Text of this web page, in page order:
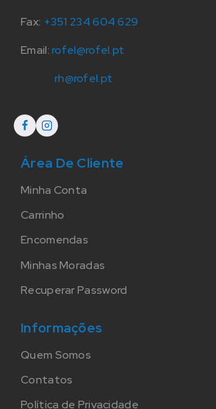
Fax: +351 234 604 629
Email:rofel@rofel.pt
rh@rofel.pt
Área De Cliente
Minha Conta
Carrinho
Encomendas
Minhas Moradas
Recuperar Password
Informações
Quem Somos
Contatos
Política de Privacidade